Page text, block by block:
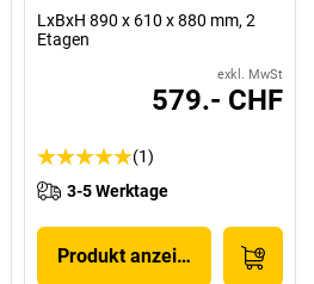
LxBxH 890 x 610 x 880 mm, 2
Etagen
exkl. MwSt
579.- CHF
(1)
3-5 Werktage
Produkt anzeigen